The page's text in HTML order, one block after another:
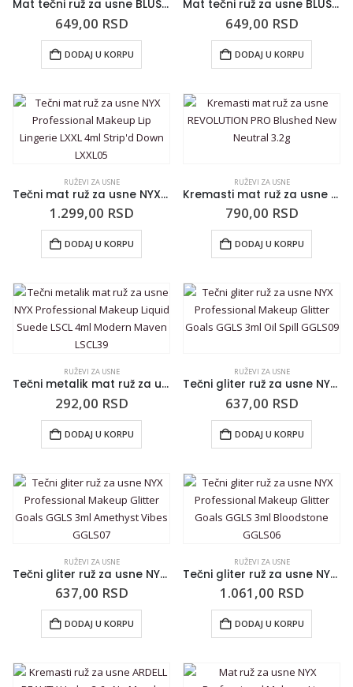
Mat tečni ruž za usne BLUSH Sophisticated 7g BLSH311
649,00 RSD
DODAJ U KORPU
Mat tečni ruž za usne BLUSH Sophisticated 7g BLSH310
649,00 RSD
DODAJ U KORPU
RUŽEVI ZA USNE
Tečni mat ruž za usne NYX Professional Makeup Lip Lingerie LXXL 4ml Strip’d Down LXXL05
1.299,00 RSD
DODAJ U KORPU
RUŽEVI ZA USNE
Kremasti mat ruž za usne REVOLUTION PRO Blushed New Neutral 3.2g
790,00 RSD
DODAJ U KORPU
RUŽEVI ZA USNE
Tečni metalik mat ruž za usne NYX Professional Makeup Liquid Suede LSCL 4ml Modern Maven LSCL39
292,00 RSD
DODAJ U KORPU
RUŽEVI ZA USNE
Tečni gliter ruž za usne NYX Professional Makeup Glitter Goals GGLS 3ml Oil Spill GGLS09
637,00 RSD
DODAJ U KORPU
RUŽEVI ZA USNE
Tečni gliter ruž za usne NYX Professional Makeup Glitter Goals GGLS 3ml Amethyst Vibes GGLS07
637,00 RSD
DODAJ U KORPU
RUŽEVI ZA USNE
Tečni gliter ruž za usne NYX Professional Makeup Glitter Goals GGLS 3ml Bloodstone GGLS06
1.061,00 RSD
DODAJ U KORPU